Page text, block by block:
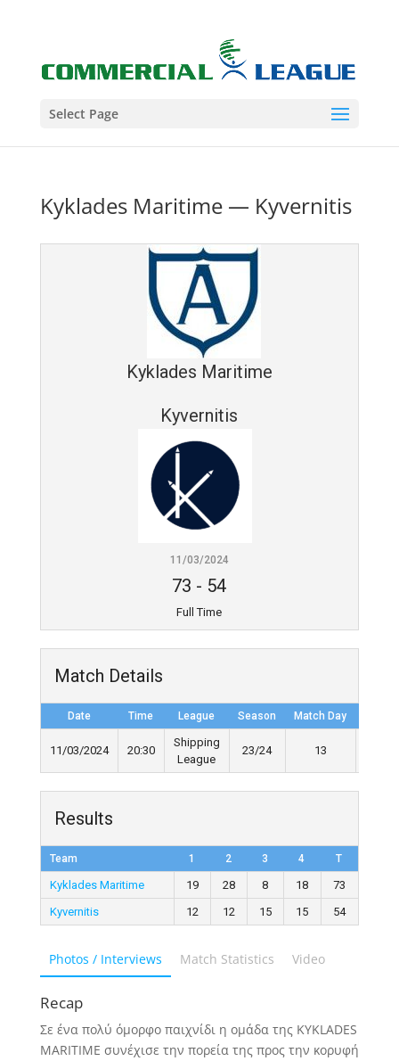
Select Page
Kyklades Maritime — Kyvernitis
Kyklades Maritime
Kyvernitis
11/03/2024
73 - 54
Full Time
Match Details
Date Time League Season Match Day
11/03/2024 20:30
Shipping
League
23/24 13
Results
Team 1 2 3 4 T
Kyklades Maritime 19 28 8 18
73
Kyvernitis
12 12 15 15 54
Photos / Interviews Match Statistics Video
Recap
Σε ένα πολύ όμορφο παιχνίδι η ομάδα της KYKLADES
MARITIME συνέχισε την πορεία της προς την κορυφή